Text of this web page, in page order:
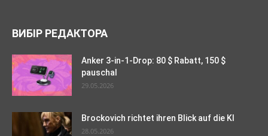
ВИБІР РЕДАКТОРА
Anker 3-in-1-Drop: 80 $ Rabatt, 150 $
pauschal
29.05.2026
Brockovich richtet ihren Blick auf die KI
28.05.2026